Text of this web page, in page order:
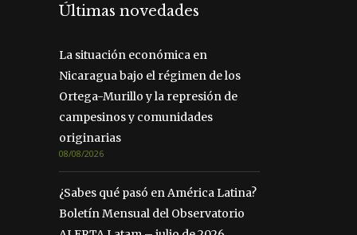
Últimas novedades
La situación económica en
Nicaragua bajo el régimen de los
Ortega-Murillo y la represión de
campesinos y comunidades
originarias
08/08/2026
¿Sabes qué pasó en América Latina?
Boletín Mensual del Observatorio